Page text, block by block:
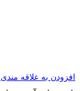
افزودن به علاقه مندی